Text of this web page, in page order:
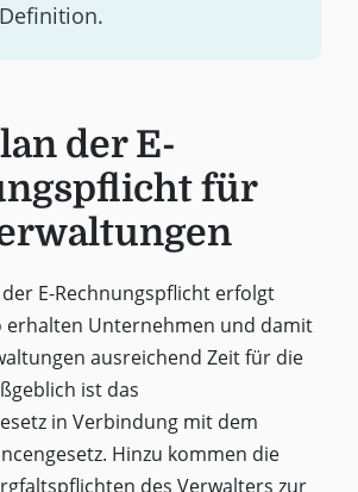
der E-
für
E-Rechnungspflicht erfolgt
erhalten Unternehmen und damit
ausreichend Zeit für die
ist das
in Verbindung mit dem
Hinzu kommen die
des Verwalters zur